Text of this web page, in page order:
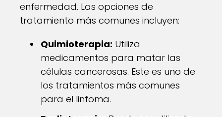
enfermedad. Las opciones de
tratamiento más comunes incluyen:
Quimioterapia: Utiliza
medicamentos para matar las
células cancerosas. Este es uno de
los tratamientos más comunes
para el linfoma.